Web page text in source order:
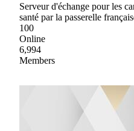
Serveur d'échange pour les
santé par la passerelle
100
Online
6,994
Members